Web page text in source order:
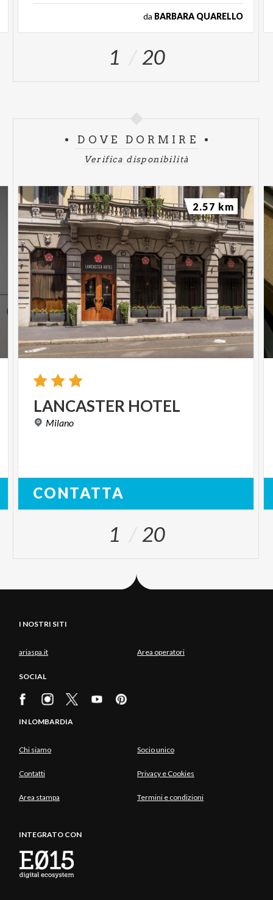
da BARBARA QUARELLO
1 20
DOVE DORMIRE
Verifica disponibilità
LANCASTER HOTEL
Milano
CONTATTA
2.57 km
1 20
I NOSTRI SITI
ariaspa.it Area operatori
SOCIAL
IN LOMBARDIA
Chi siamo Socio unico
Contatti Privacy e Cookies
Area stampa Termini e condizioni
INTEGRATO CON